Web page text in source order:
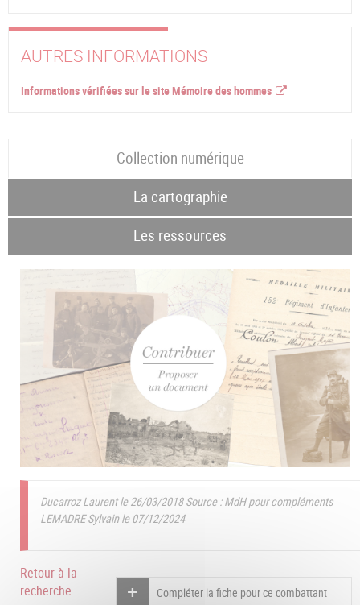
AUTRES INFORMATIONS
Informations vérifiées sur le site Mémoire des hommes
Collection numérique
La cartographie
Les ressources
Ducarroz Laurent le 26/03/2018Source : MdH pour compléments
LEMADRE Sylvain le 07/12/2024
Compléter la fiche pour ce combattant
Retour à la
recherche